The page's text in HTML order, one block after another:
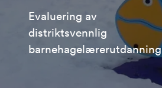
Evaluering av
distriktsvennlig
barnehagelærerutdanning